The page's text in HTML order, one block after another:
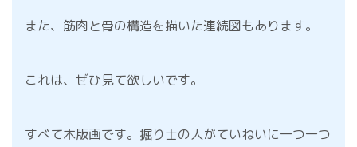
また、筋肉と骨の構造を描いた連続図もあります。
これは、ぜひ見て欲しいです。
すべて木版画です。掘り士の人がていねいに一つ一つ